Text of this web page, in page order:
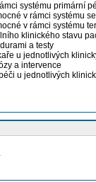
systému primární
v rámci systému
v rámci systému
klinického stavu
a testy
u jednotlivých
a intervence
u jednotlivých